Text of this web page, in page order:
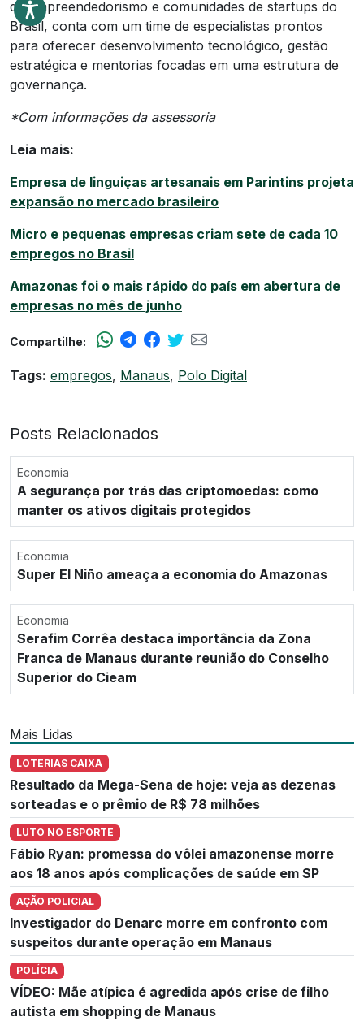
de empreendedorismo e comunidades de startups do
Brasil, conta com um time de especialistas prontos
para oferecer desenvolvimento tecnológico, gestão
estratégica e mentorias focadas em uma estrutura de
governança.
*Com informações da assessoria
Leia mais:
Empresa de linguiças artesanais em Parintins projeta
expansão no mercado brasileiro
Micro e pequenas empresas criam sete de cada 10
empregos no Brasil
Amazonas foi o mais rápido do país em abertura de
empresas no mês de junho
Compartilhe:
Tags: empregos, Manaus, Polo Digital
Posts Relacionados
Economia
A segurança por trás das criptomoedas: como
manter os ativos digitais protegidos
Economia
Super El Niño ameaça a economia do Amazonas
Economia
Serafim Corrêa destaca importância da Zona
Franca de Manaus durante reunião do Conselho
Superior do Cieam
Mais Lidas
LOTERIAS CAIXA
Resultado da Mega-Sena de hoje: veja as dezenas
sorteadas e o prêmio de R$ 78 milhões
LUTO NO ESPORTE
Fábio Ryan: promessa do vôlei amazonense morre
aos 18 anos após complicações de saúde em SP
AÇÃO POLICIAL
Investigador do Denarc morre em confronto com
suspeitos durante operação em Manaus
POLÍCIA
VÍDEO: Mãe atípica é agredida após crise de filho
autista em shopping de Manaus